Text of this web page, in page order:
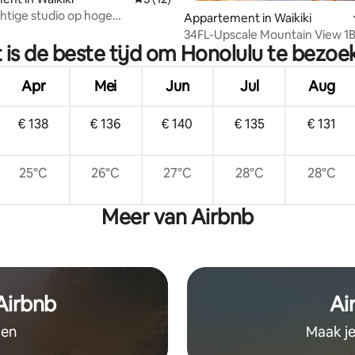
van 4,98 op 5, 62 recensies
studio op hoge
Appartement in Waikiki
34FL-Upscale Mountain View
met parkeerplaats
is de beste tijd om Honolulu te
Apr Mei Jun Jul Aug
€ 138 € 136 € 140 € 135 € 131
25°C 26°C 27°C 28°C 28°C
Meer van Airbnb
Maak